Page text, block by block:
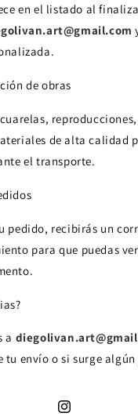
en el listado al
de obras
de alta calidad
el transporte.
pedido, recibirás un
para que puedas
a
tu envío o si surge
Instagram